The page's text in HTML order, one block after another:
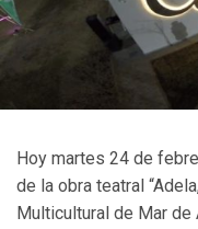
Hoy martes 24 de
de la obra teatral
Multicultural de Mar de